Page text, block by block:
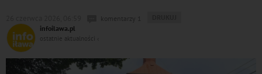
infoilawa.pl
ostatnie aktualności ‹